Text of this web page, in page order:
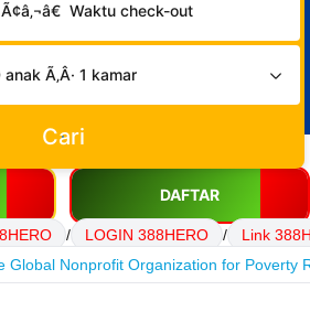
Ã¢â‚¬â€ Waktu check-out
Ã‚Â· 1 kamar
Cari
DAFTAR
/ LOGIN 388HERO /
Link
Global Nonprofit Organization for Poverty